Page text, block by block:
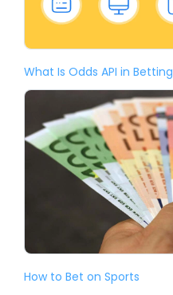
What Is Odds API in Betting
How to Bet on Sports